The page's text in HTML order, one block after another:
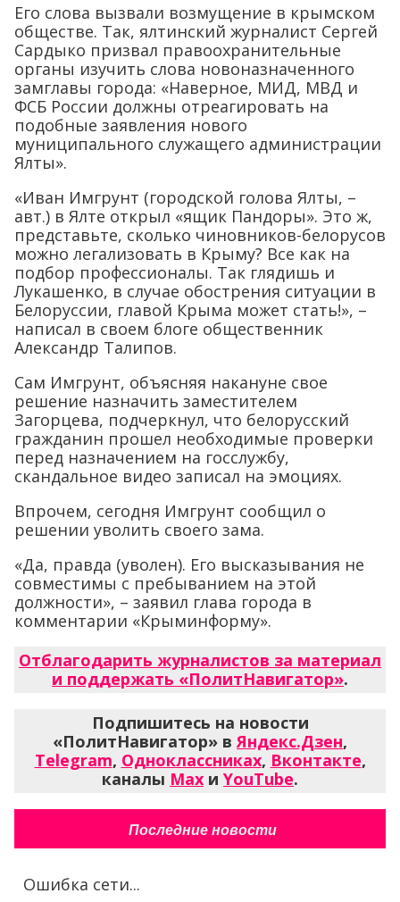
Его слова вызвали возмущение в крымском
обществе. Так, ялтинский журналист Сергей
Сардыко призвал правоохранительные
органы изучить слова новоназначенного
замглавы города: «Наверное, МИД, МВД и
ФСБ России должны отреагировать на
подобные заявления нового
муниципального служащего администрации
Ялты».
«Иван Имгрунт (городской голова Ялты, –
авт.) в Ялте открыл «ящик Пандоры». Это ж,
представьте, сколько чиновников-белорусов
можно легализовать в Крыму? Все как на
подбор профессионалы. Так глядишь и
Лукашенко, в случае обострения ситуации в
Белоруссии, главой Крыма может стать!», –
написал в своем блоге общественник
Александр Талипов.
Сам Имгрунт, объясняя накануне свое
решение назначить заместителем
Загорцева, подчеркнул, что белорусский
гражданин прошел необходимые проверки
перед назначением на госслужбу,
скандальное видео записал на эмоциях.
Впрочем, сегодня Имгрунт сообщил о
решении уволить своего зама.
«Да, правда (уволен). Его высказывания не
совместимы с пребыванием на этой
должности», – заявил глава города в
комментарии «Крыминформу».
Отблагодарить журналистов за материал
и поддержать «ПолитНавигатор».
Подпишитесь на новости
«ПолитНавигатор» в Яндекс.Дзен,
Telegram, Одноклассниках, Вконтакте,
каналы Max и YouTube.
Последние новости
Ошибка сети...